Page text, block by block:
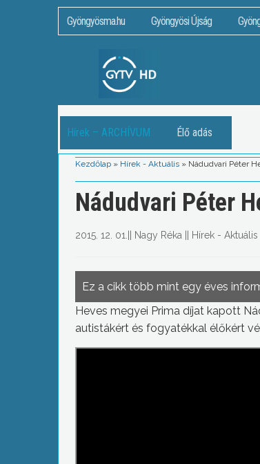
Gyöngyösma.hu Gyöngyösi Újság
Hírek – ARCHÍVUM Élő adás
Kezdőlap » Hírek - Aktuális » Nádudvari Péter
Nádudvari Péter
2015. 12. 01. Nagy Réka Hírek - Aktuális
Ez a cikk több mint egy éves
Heves megyei Prima díjat kapott
autistákért és fogyatékkal élőkért